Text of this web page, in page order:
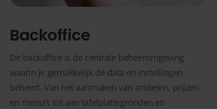
Backoffice
De backoffice is de centrale beheeromgeving
waarin je gemakkelijk de data en instellingen
beheert. Van het aanmaken van artikelen, prijzen
en menu’s tot aan tafelplattegronden en